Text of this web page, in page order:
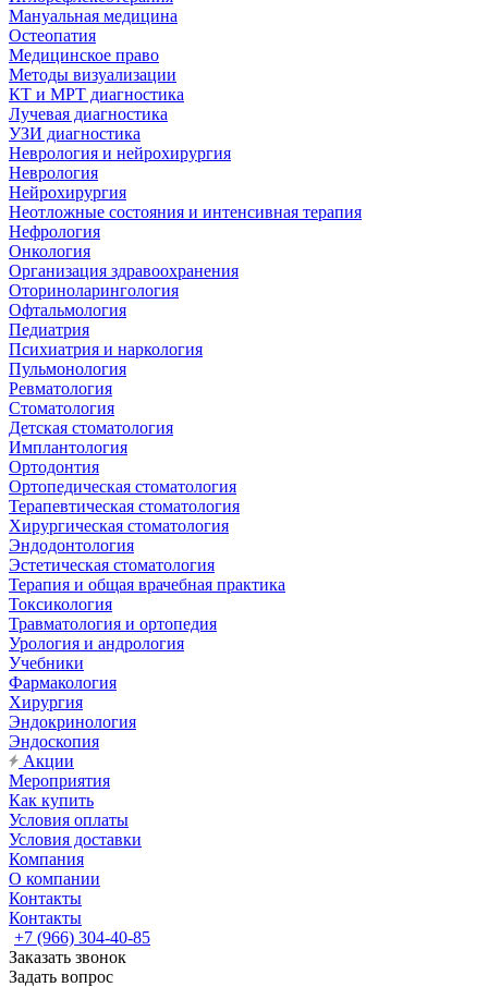
Мануальная медицина
Остеопатия
Медицинское право
Методы визуализации
КТ и МРТ диагностика
Лучевая диагностика
УЗИ диагностика
Неврология и нейрохирургия
Неврология
Нейрохирургия
Неотложные состояния и интенсивная терапия
Нефрология
Онкология
Организация здравоохранения
Оториноларингология
Офтальмология
Педиатрия
Психиатрия и наркология
Пульмонология
Ревматология
Стоматология
Детская стоматология
Имплантология
Ортодонтия
Ортопедическая стоматология
Терапевтическая стоматология
Хирургическая стоматология
Эндодонтология
Эстетическая стоматология
Терапия и общая врачебная практика
Токсикология
Травматология и ортопедия
Урология и андрология
Учебники
Фармакология
Хирургия
Эндокринология
Эндоскопия
Акции
Мероприятия
Как купить
Условия оплаты
Условия доставки
Компания
О компании
Контакты
Контакты
+7 (966) 304-40-85
Заказать звонок
Задать вопрос